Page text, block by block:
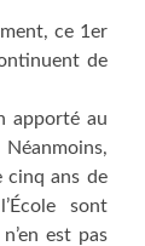
ce 1er
de
apporté au
cinq ans de
sont
est pas